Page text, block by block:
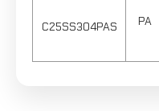
C25SS304PAS PA